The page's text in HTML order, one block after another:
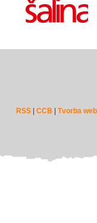
RSS |CCB |Tvorba